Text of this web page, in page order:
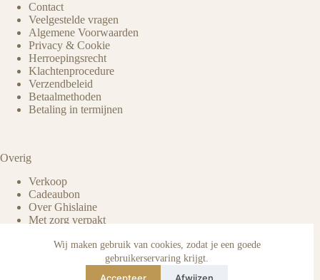
Wij maken gebruik van cookies, zodat je een goede
gebruikerservaring krijgt.
Accepteer Afwijzen
Contact
Veelgestelde vragen
Algemene Voorwaarden
Privacy & Cookie
Herroepingsrecht
Klachtenprocedure
Verzendbeleid
Betaalmethoden
Betaling in termijnen
Overig
Verkoop
Cadeaubon
Over Ghislaine
Met zorg verpakt
Verzorging & onderhoud
Echtheid van reviews